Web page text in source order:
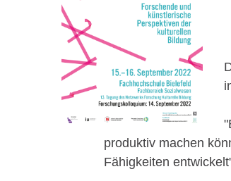
produktiv machen
Fähigkeiten